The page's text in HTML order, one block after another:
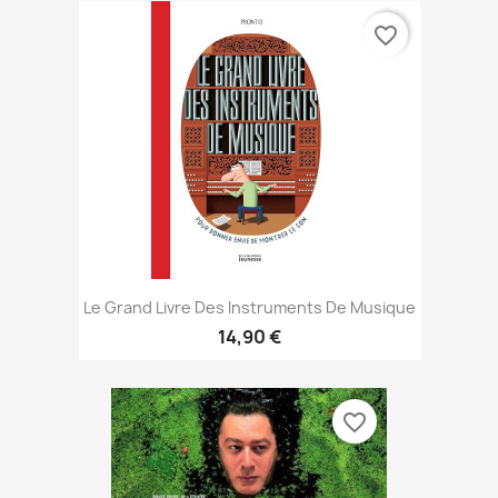
Le Grand Livre Des Instruments De Musique
14,90 €
favorite_border
favorite_border